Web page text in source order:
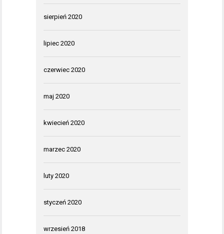
sierpień 2020
lipiec 2020
czerwiec 2020
maj 2020
kwiecień 2020
marzec 2020
luty 2020
styczeń 2020
wrzesień 2018